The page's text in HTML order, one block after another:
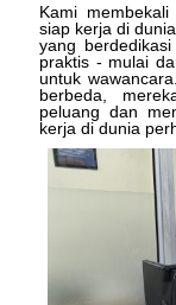
Kami
siap kerja di
yang
praktis - mulai
untuk
berbeda,
peluang dan
kerja di dunia